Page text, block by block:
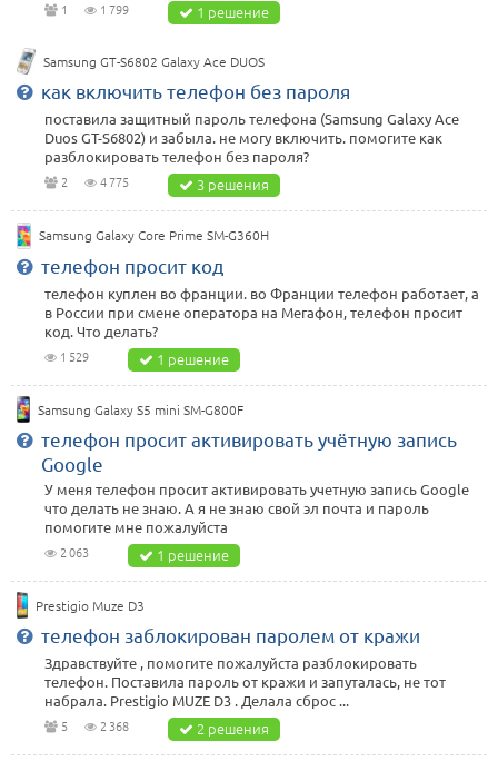
1 1 799 1 решение
Samsung GT-S6802 Galaxy Ace DUOS
как включить телефон без пароля
поставила защитный пароль телефона (Samsung Galaxy Ace
Duos GT-S6802) и забыла. не могу включить. помогите как
разблокировать телефон без пароля?
2 4 775 3 решения
Samsung Galaxy Core Prime SM-G360H
телефон просит код
телефон куплен во франции. во Франции телефон работает, а
в России при смене оператора на Мегафон, телефон просит
код. Что делать?
1 529 1 решение
Samsung Galaxy S5 mini SM-G800F
телефон просит активировать учётную запись
Google
У меня телефон просит активировать учетную запись Google
что делать не знаю. А я не знаю свой эл почта и пароль
помогите мне пожалуйста
2 063 1 решение
Prestigio Muze D3
телефон заблокирован паролем от кражи
Здравствуйте , помогите пожалуйста разблокировать
телефон. Поставила пароль от кражи и запуталась, не тот
набрала. Prestigio MUZE D3 . Делала сброс ...
5 2 368 2 решения